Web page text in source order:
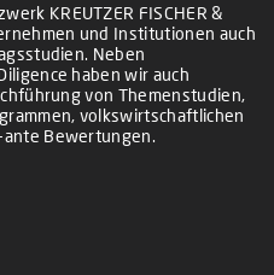
KREUTZER FISCHER &
und Institutionen auch
Neben
haben wir auch
von Themenstudien,
volkswirtschaftlichen
Bewertungen.